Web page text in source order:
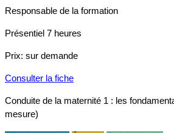
Responsable de la formation
Présentiel 7 heures
Prix: sur demande
Consulter la fiche
Conduite de la maternité 1 : les
mesure)